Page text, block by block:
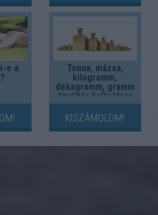
e a
Tonna, mázsa,
kilogramm,
dekagramm, gramm
átváltás kalkulátor
KISZÁMOLOM!